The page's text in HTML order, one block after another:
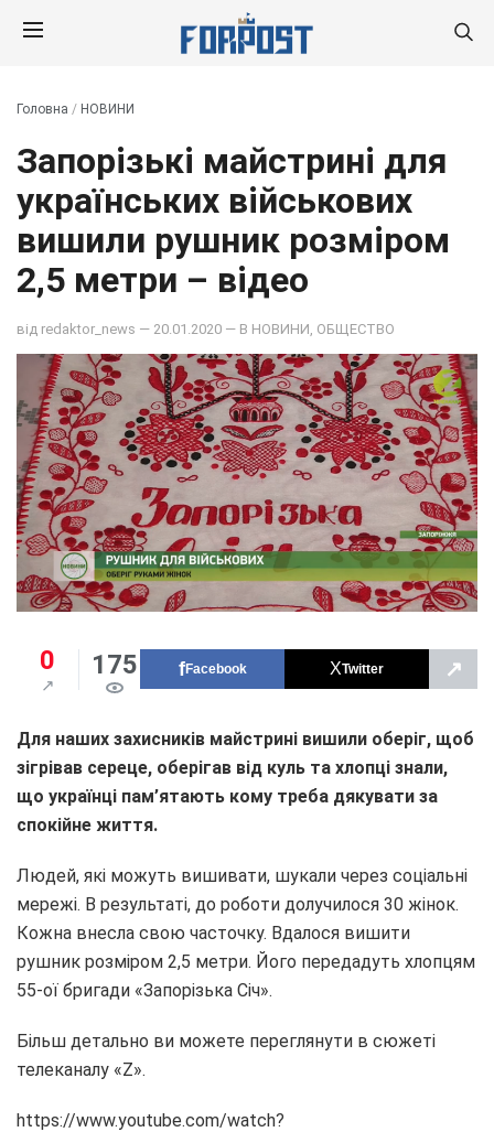
Головна / НОВИНИ
Запорізькі майстрині для
українських військових
вишили рушник розміром
2,5 метри – відео
від redaktor_news — 20.01.2020 — В НОВИНИ ОБЩЕСТВО
0 175 Facebook Twitter ↗
Для наших захисників майстрині вишили оберіг, щоб
зігрівав сереце, оберігав від куль та хлопці знали,
що українці пам’ятають кому треба дякувати за
спокійне життя.
Людей, які можуть вишивати, шукали через соціальні
мережі. В результаті, до роботи долучилося 30 жінок.
Кожна внесла свою часточку. Вдалося вишити
рушник розміром 2,5 метри. Його передадуть хлопцям
55-ої бригади «Запорізька Січ».
Більш детально ви можете переглянути в сюжеті
телеканалу «Z».
https://www.youtube.com/watch?